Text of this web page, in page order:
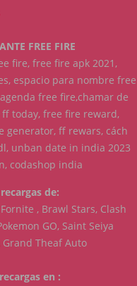
FREE FIRE
fire, free fire apk 2021,
espacio para nombre free
free fire,chamar de
today, free fire reward,
generator, ff rewars, cách
unban date in india 2023
codashop india
de:
, Brawl Stars, Clash
GO, Saint Seiya
Grand Theaf Auto
en :